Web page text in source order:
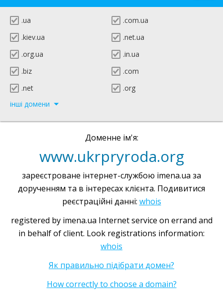
.ua
.com.ua
.kiev.ua
.net.ua
.org.ua
.in.ua
.biz
.com
.net
.org
інші домени
Доменне ім'я:
www.ukrpryroda.org
зареєстроване інтернет-службою imena.ua за
дорученням та в інтересах клієнта. Подивитися
реєстраційні данні: whois
registered by imena.ua Internet service on errand and
in behalf of client. Look registrations information:
whois
Як правильно підібрати домен?
How correctly to choose a domain?